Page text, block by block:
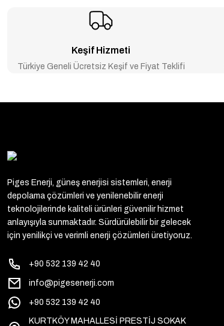
Keşif Hizmeti
Türkiye Geneli Ücretsiz Keşif ve Fiyat Teklifi
Piges Enerji, güneş enerjisi sistemleri, enerji
depolama çözümleri ve yenilenebilir enerji
teknolojilerinde kaliteli ürünleri güvenilir hizmet
anlayışıyla sunmaktadır. Sürdürülebilir bir gelecek
için yenilikçi ve verimli enerji çözümleri üretiyoruz.
+90 532 139 42 40
info@pigesenerji.com
+90 532 139 42 40
KURTKÖY MAHALLESİ PRESTİJ SOKAK